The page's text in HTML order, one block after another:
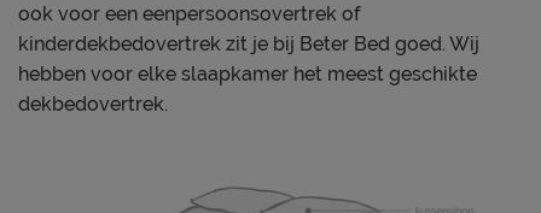
Goed om te weten
Garantie
1 jaar volgens CBW
voorwaarden
ook voor een eenpersoonsovertrek of
kinderdekbedovertrek zit je bij Beter Bed goed. Wij
hebben voor elke slaapkamer het meest geschikte
dekbedovertrek.